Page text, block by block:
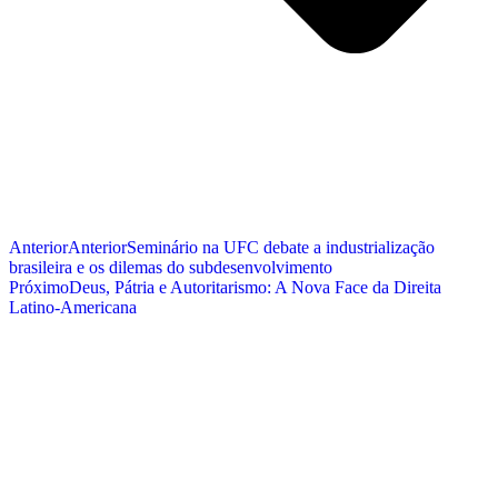
AnteriorAnteriorSeminário na UFC debate a industrialização
brasileira e os dilemas do subdesenvolvimento
PróximoDeus, Pátria e Autoritarismo: A Nova Face da Direita
Latino-Americana